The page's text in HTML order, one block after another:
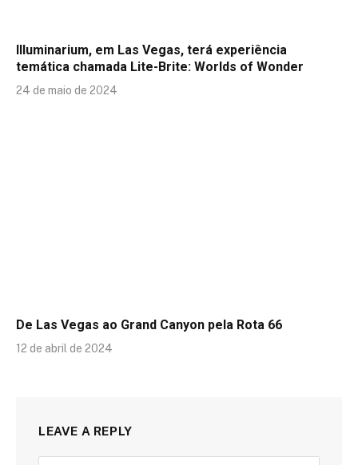
Illuminarium, em Las Vegas, terá experiência
temática chamada Lite-Brite: Worlds of Wonder
24 de maio de 2024
De Las Vegas ao Grand Canyon pela Rota 66
12 de abril de 2024
LEAVE A REPLY